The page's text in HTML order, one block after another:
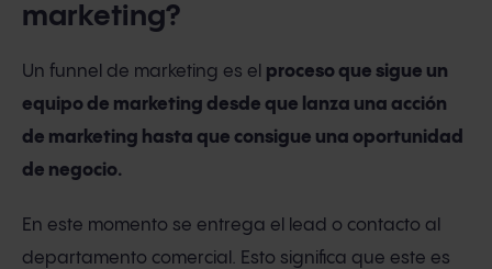
marketing?
Un funnel de marketing es el proceso que sigue un
equipo de marketing desde que lanza una acción
de marketing hasta que consigue una oportunidad
de negocio.
En este momento se entrega el lead o contacto al
departamento comercial. Esto significa que este es